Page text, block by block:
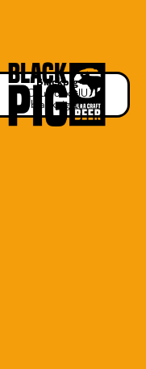
Blackpig
Courroux, JU
blackpig.ch